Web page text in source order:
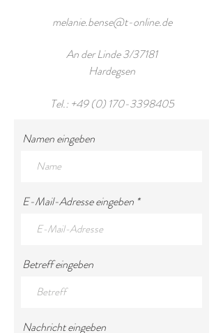
melanie.bense@t-online.de
An der Linde 3/37181
Hardegsen
Tel.: +49 (0) 170-3398405
Namen eingeben
E-Mail-Adresse eingeben
Betreff eingeben
Nachricht eingeben